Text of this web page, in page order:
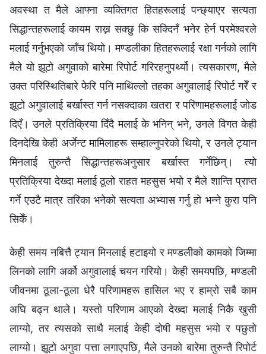
अवस्था त मैले आफ्‍ना व्यक्तिगत हितहरूलाई पन्छ्याएर सत्यता
सिद्धान्तहरूलाई कायम राख्न सक्छु कि सक्दिनँ भनेर हेर्न परमेश्‍वरले
मलाई गर्नुभएको जाँच थियो। मण्डलीका हितहरूलाई रक्षा गर्नको लागि
मैले यो झूटो अगुवाको बारेमा रिपोर्ट गरिरहनुपर्थ्यो। त्यसकारण, मैले
उक्त परिस्थितिबारे फेरि पनि माथिल्‍लो तहका अगुवालाई रिपोर्ट गरेँ र
झूटो अगुवालाई बर्खास्त गर्न नसक्दाका खतरा र परिणामहरूलाई जोड
दिएँ। उनले प्रतिक्रिया दिँदै मलाई के भनिन् भने, उनले विगत केही
दिनदेखि केही अर्जेन्ट मामिलाहरू सम्‍हाल्‍नुपरेको थियो, र उनले ट्यान
मिनलाई तुरुन्तै सिद्धान्तहरूअनुसार बर्खास्त गर्नेछिन्। त्यो
प्रतिक्रिया देख्दा मलाई ठूलो राहत महसुस भयो र मैले शान्ति प्राप्त
गर्ने एउटै मात्र तरिका भनेको सत्यता अभ्यास गर्नु हो भन्‍ने कुरा पनि
सिकेँ।
केही समय नबित्तै ट्यान मिनलाई हटाइयो र मण्डलीको कामको जिम्‍मा
लिनको लागि अर्को अगुवालाई चयन गरियो। केही समयपछि, मण्डली
जीवनमा ठूला-ठूला धेरै परिणामहरू हासिल भए र हाम्रो सबै काम
अघि बढ्न थाले। यस्तो परिणाम आएको देख्दा मलाई निकै खुसी
लाग्यो, तर त्यसको साथै मलाई केही दोषी महसुस भयो र पछुतो
लाग्यो। झूटो अगुवा पत्ता लगाएपछि, मैले उनको बारेमा तुरुन्तै रिपोर्ट